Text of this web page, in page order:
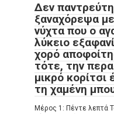
Δεν
ξαναχόρεψα
νύχτα που ο
λύκειο
χορό
τότε, την
μικρό κορίτσι
τη χαμένη
Μέρος 1: Πέντε λεπτά